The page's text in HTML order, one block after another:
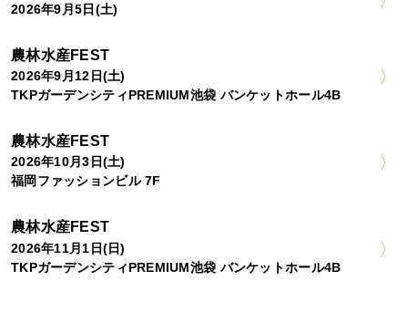
2026年9月5日(土)
農林水産FEST
2026年9月12日(土)
TKPガーデンシティPREMIUM池袋 バンケットホール4B
農林水産FEST
2026年10月3日(土)
福岡ファッションビル 7F
農林水産FEST
2026年11月1日(日)
TKPガーデンシティPREMIUM池袋 バンケットホール4B